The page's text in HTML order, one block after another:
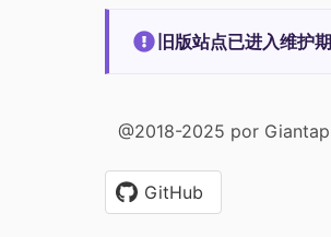
旧版站点已进入维护期
@2018-2025 por
GitHub